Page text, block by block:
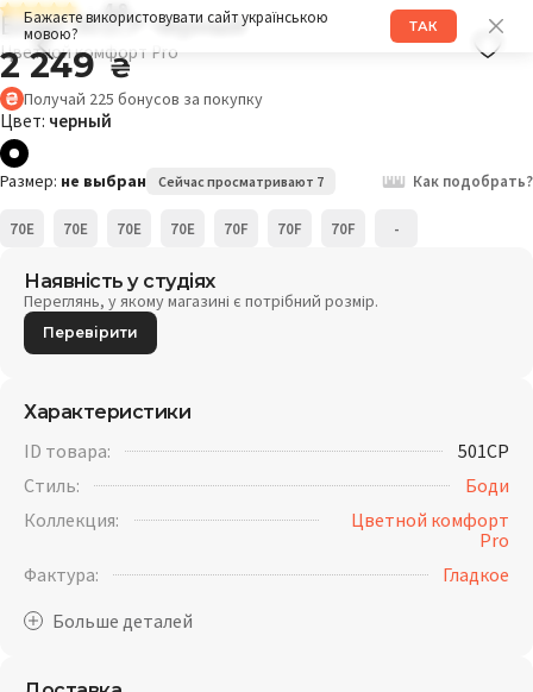
Бажаєте використовувати сайт українською
мовою?
ТАК
4.9
Боди 501CP черный
Цветной комфорт Pro
2 249₴
Получай 225 бонусов за покупку
Цвет: черный
Размер: не выбран Сейчас просматривают 7 Как подобрать?
70E 70E 70E 70E 70F 70F 70F -
Наявність у студіях
Переглянь, у якому магазині є потрібний розмір.
Перевірити
Характеристики
ID товара:
501CP
Стиль:
Боди
Коллекция:
Цветной комфорт
Pro
Фактура:
Гладкое